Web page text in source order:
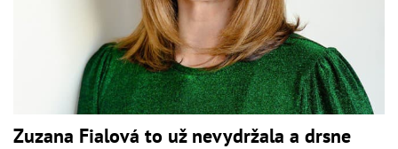
Zuzana Fialová to už nevydržala a drsne